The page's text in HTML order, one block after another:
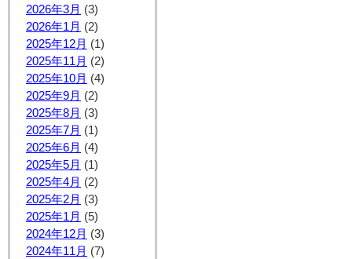
2026年3月 (3)
2026年1月 (2)
2025年12月 (1)
2025年11月 (2)
2025年10月 (4)
2025年9月 (2)
2025年8月 (3)
2025年7月 (1)
2025年6月 (4)
2025年5月 (1)
2025年4月 (2)
2025年2月 (3)
2025年1月 (5)
2024年12月 (3)
2024年11月 (7)